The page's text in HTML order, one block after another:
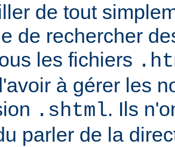
de tout
de rechercher
les fichiers
à gérer les
.shtml. Ils
parler de la